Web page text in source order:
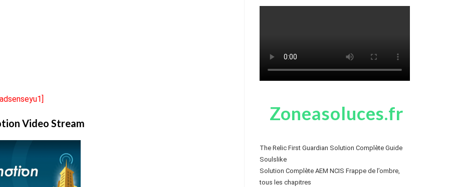
Video Stream Zoneasoluces.fr
The Relic First Guardian Solution Complète Guide
Soulslike
Solution Complète AEM NCIS Frappe de l’ombre,
tous les chapitres